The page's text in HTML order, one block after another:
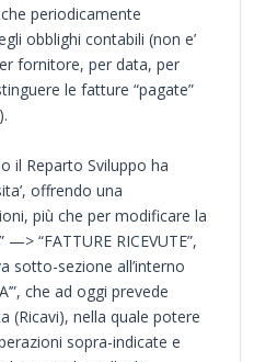
periodicamente
obblighi contabili (non e’
fornitore, per data, per
le fatture “pagate”
il Reparto Sviluppo ha
offrendo una
più che per modificare la
—> “FATTURE RICEVUTE”,
sotto-sezione all’interno
che ad oggi prevede
(Ricavi), nella quale potere
sopra-indicate e